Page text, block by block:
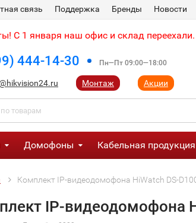
связь Поддержка Бренды Новости
С 1 января наш офис и склад
444-14-30 Пн—Пт 09:00—18:00
Монтаж Акции
Домофоны Кабельная продукция
Комплект IP-видеодомофона HiWatch DS-
IP-видеодомофона